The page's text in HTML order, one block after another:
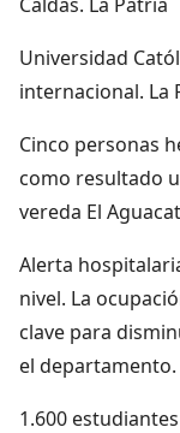
Universidad
internacional. La
Cinco personas
como resultado
vereda El
Alerta
nivel. La
clave para
el
1.600